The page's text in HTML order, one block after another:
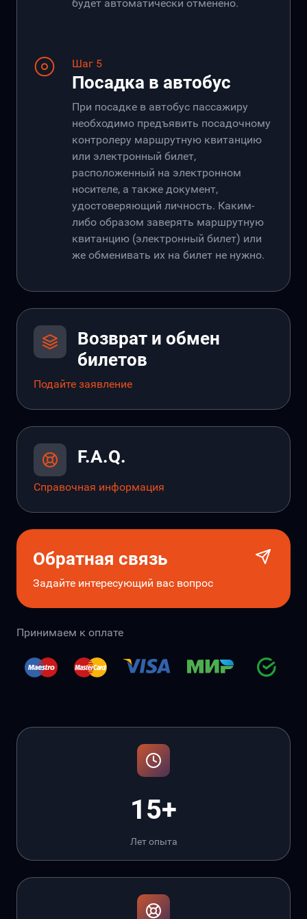
будет автоматически отменено.
Шаг 5
Посадка в автобус
При посадке в автобус пассажиру
необходимо предъявить посадочному
контролеру маршрутную квитанцию
или электронный билет,
расположенный на электронном
носителе, а также документ,
удостоверяющий личность. Каким-
либо образом заверять маршрутную
квитанцию (электронный билет) или
же обменивать их на билет не нужно.
Возврат и обмен
билетов
Подайте заявление
F.A.Q.
Справочная информация
Обратная связь
Задайте интересующий вас вопрос
Принимаем к оплате
15+
Лет опыта